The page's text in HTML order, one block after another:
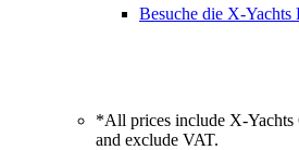
Besuche die X-Yachts
*All prices include X-Yachts
and exclude VAT.